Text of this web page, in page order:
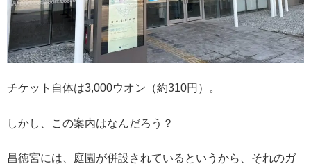
チケット自体は3,000ウオン（約310円）。
しかし、この案内はなんだろう？
昌徳宮には、庭園が併設されているというから、それのガ